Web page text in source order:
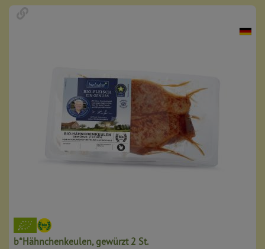
b*Hähnchenkeulen, gewürzt 2 St.